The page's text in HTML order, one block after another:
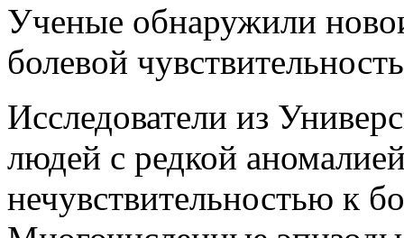
Ученые обнаружили
болевой
Исследователи из
людей с редкой
нечувствительностью к